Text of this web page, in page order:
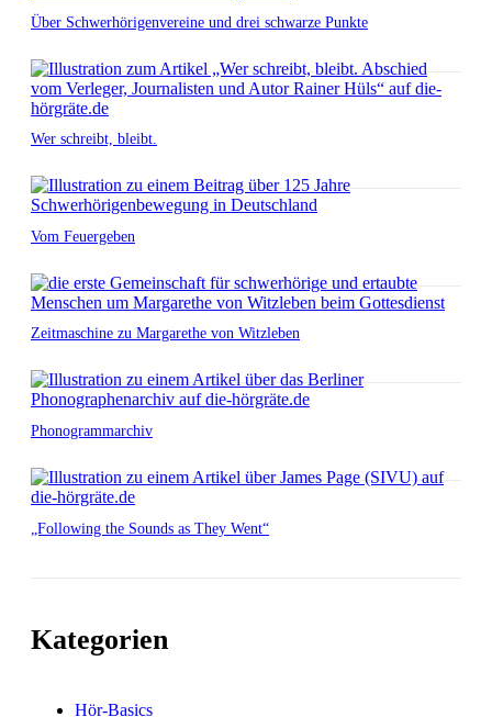
Über Schwerhörigenvereine und drei schwarze Punkte
Wer schreibt, bleibt.
Vom Feuergeben
Zeitmaschine zu Margarethe von Witzleben
Phonogrammarchiv
„Following the Sounds as They Went“
Kategorien
Hör-Basics